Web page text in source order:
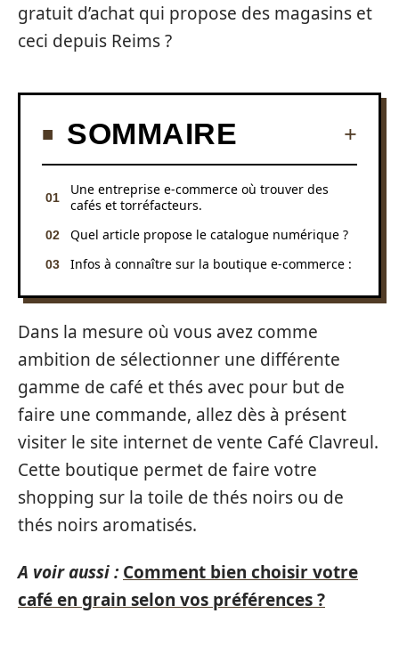
gratuit d’achat qui propose des magasins et
ceci depuis Reims ?
SOMMAIRE
Une entreprise e-commerce où trouver des
cafés et torréfacteurs.
Quel article propose le catalogue numérique ?
Infos à connaître sur la boutique e-commerce :
Dans la mesure où vous avez comme
ambition de sélectionner une différente
gamme de café et thés avec pour but de
faire une commande, allez dès à présent
visiter le site internet de vente Café Clavreul.
Cette boutique permet de faire votre
shopping sur la toile de thés noirs ou de
thés noirs aromatisés.
A voir aussi : Comment bien choisir votre
café en grain selon vos préférences ?